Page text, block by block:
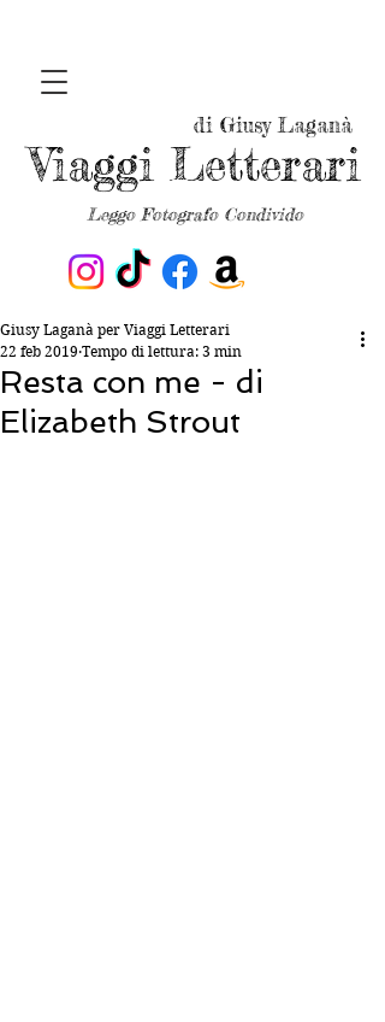
Leggo Fotografo Condivido
Viaggi Letterari
di Giusy Laganà
Resta con me - di
Elizabeth Strout
Giusy Laganà per Viaggi Letterari
22 feb 2019 Tempo di lettura: 3 min